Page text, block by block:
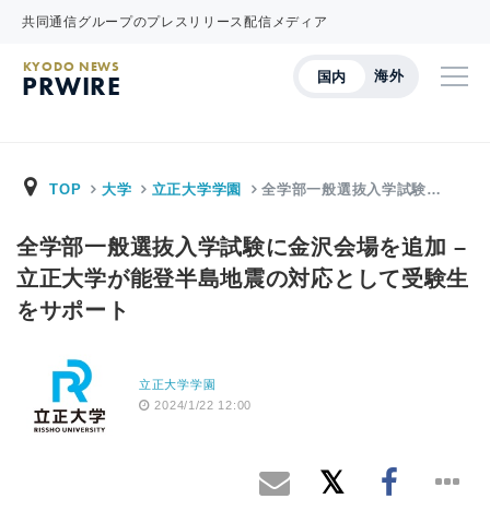
共同通信グループのプレスリリース配信メディア
国内 海外
KYODO NEWS
PRWIRE
TOP 大学 立正大学学園 全学部一般選抜入学試験…
全学部一般選抜入学試験に金沢会場を追加 –
立正大学が能登半島地震の対応として受験生
をサポート
立正大学学園
2024/1/22 12:00